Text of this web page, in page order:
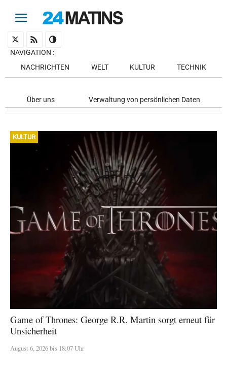
NAVIGATION :
NACHRICHTEN
WELT KULTUR TECHNIK
Über uns Verwaltung von persönlichen Daten
KULTUR
Game of Thrones: George R.R. Martin sorgt erneut für
Unsicherheit
August 6, 2026 bis 18:07 Uhr